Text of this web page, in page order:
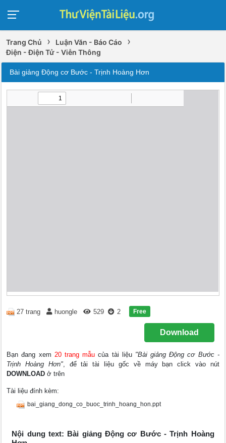
Trang Chủ › Luận Văn - Báo Cáo ›
Điện - Điện Tử - Viễn Thông
Bài giảng Động cơ Bước - Trịnh Hoàng Hơn
27 trang huongle 529 2 Free
Download
Bạn đang xem 20 trang mẫu của tài liệu "Bài giảng Động cơ Bước -
Trịnh Hoàng Hơn", để tải tài liệu gốc về máy bạn click vào nút
DOWNLOAD ở trên
Tài liệu đính kèm:
bai_giang_dong_co_buoc_trinh_hoang_hon.ppt
Nội dung text: Bài giảng Động cơ Bước - Trịnh Hoàng